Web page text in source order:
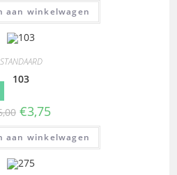
aan winkelwagen
STANDAARD
103
€3,75
aan winkelwagen